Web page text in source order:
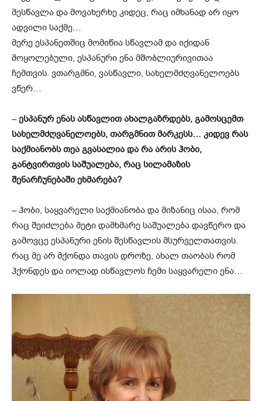
მესწავლა და მოვახერხე კიდეც, რაც იმხანად არ იყო
ადვილი საქმე…
მერე ესპანეთშიც მომიწია სწავლამ და იქიდან
მოყოლებული, ესპანური ენა მშობლიურივითაა
ჩემთვის. ვთარგმნი, ვასწავლი, სახელმძღვანელოებს
ვწერ…
–ესპანურ ენას ასწავლით ახალგაზრდებს, გამოსცემთ
სახელმძღვანელოებს, თარგმნით მარკესს… კიდევ რას
საქმიანობს თეა გვასალია და რა არის ჰობი,
განტვირთვის საშუალება, რაც სილამაზის
შენარჩუნებაში ეხმარება?
– ჰობი, საყვარელი საქმიანობა და მიზანიც ისაა, რომ
რაც შეიძლება მეტი დამხმარე საშუალება დავწერო და
გამოვცე ესპანური ენის შესწავლის მსურველთათვის.
რაც მე არ მქონდა თავის დროზე, ახალ თაობას რომ
ჰქონდეს და იოლად ისწავლოს ჩემი საყვარელი ენა…